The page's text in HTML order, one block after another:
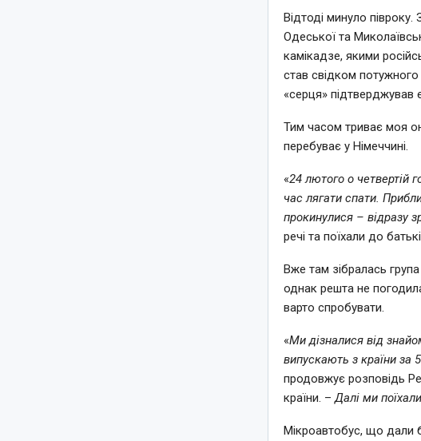
Відтоді минуло
Одеської та
камікадзе, якими
став свідком потужного
«серця» підтверджував
Тим часом триває моя
перебуває у Німеччині.
«24 лютого о четвертій
час лягати спати.
прокинулися – відразу
речі та поїхали до
Вже там зібралась
однак решта не
варто спробувати.
«Ми дізналися від
випускають з країни за
продовжує розповідь
країни. –Далі ми
Мікроавтобус, що дали